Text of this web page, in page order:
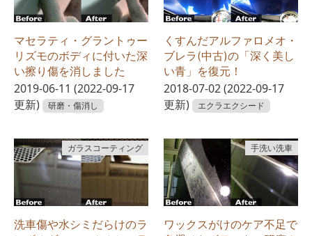
マセラティ・グラントゥー
リズモのボディに付いた深
い擦り傷を消しました
2019-06-11 (2022-09-17
更新)
研磨・傷消し
くすんだアルファロメオ・
ブレラ(中古)の「深く美し
い青」を復元！
2018-07-02(2022-09-17
更新)
エクラエクシード
洗車傷や水シミだらけのラ
ガラスコーティング
ワックスがけのケア不足で
手洗い洗車